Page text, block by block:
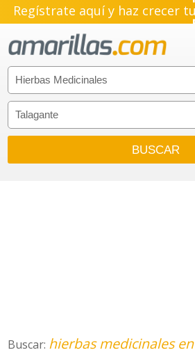
Regístrate aquí y haz crecer tu
Buscar: hierbas medicinales